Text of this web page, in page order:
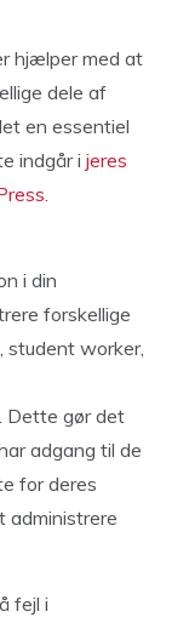
hjælper med at
dele af
en essentiel
indgår i jeres
i din
forskellige
student worker,
Dette gør det
adgang til de
for deres
administrere
fejl i